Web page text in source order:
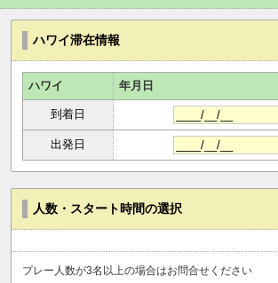
ハワイ滞在情報
ハワイ 年月日
到着日
出発日
人数・スタート時間の選択
プレー人数が3名以上の場合はお問合せください